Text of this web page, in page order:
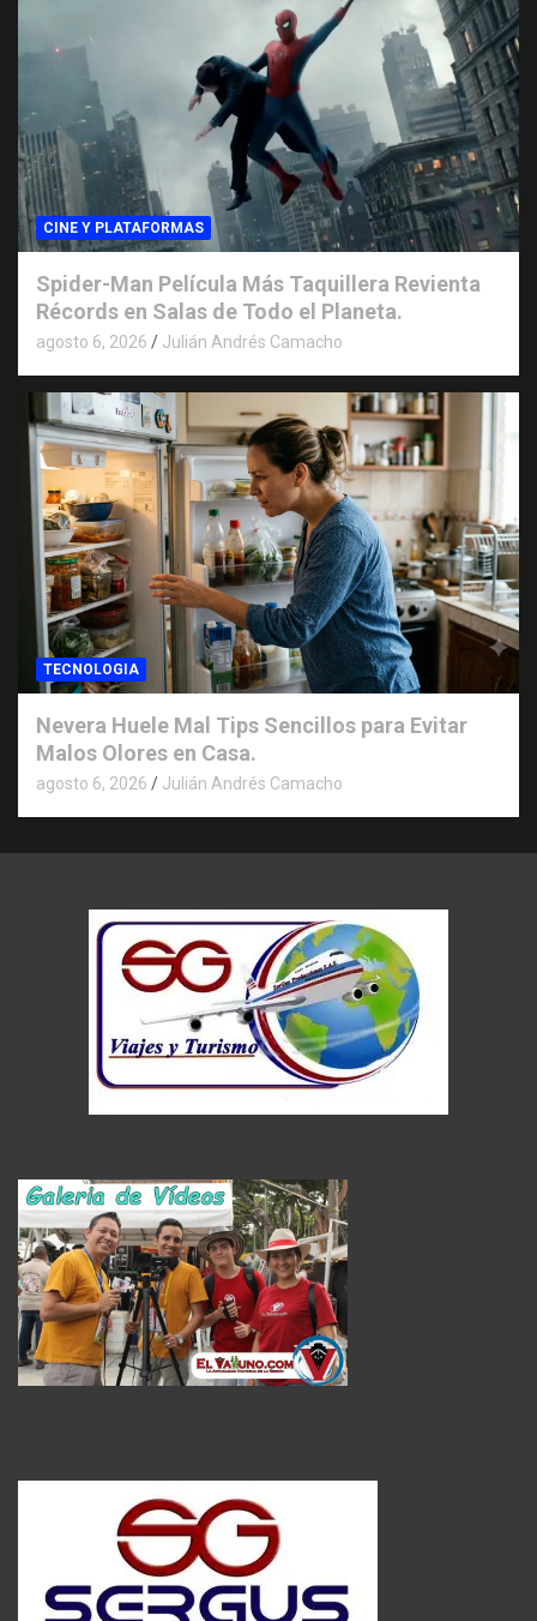
CINE Y PLATAFORMAS
Spider-Man Película Más Taquillera Revienta
Récords en Salas de Todo el Planeta.
agosto 6, 2026 Julián Andrés Camacho
TECNOLOGIA
Nevera Huele Mal Tips Sencillos para Evitar
Malos Olores en Casa.
agosto 6, 2026 Julián Andrés Camacho